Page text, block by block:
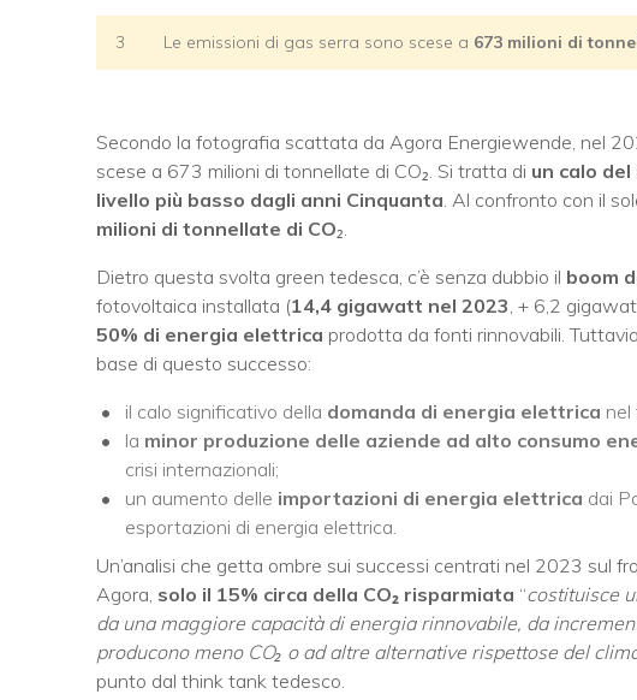
3 Le emissioni di gas serra sono scese a 673 milioni di
Secondo la fotografia scattata da Agora Energiewende, nel
scese a 673 milioni di tonnellate di CO₂. Si tratta di un calo del
livello più basso dagli anni Cinquanta . Al confronto con il
milioni di tonnellate di CO₂.
Dietro questa svolta green tedesca, c’è senza dubbio il boom
fotovoltaica installata (14,4 gigawatt nel 2023 , + 6,2
50% di energia elettrica prodotta da fonti rinnovabili.
base di questo successo:
il calo significativo della domanda di energia elettrica nel
la minor produzione delle aziende ad alto consumo
crisi internazionali;
un aumento delle importazioni di energia elettrica dai
esportazioni di energia elettrica.
Un’analisi che getta ombre sui successi centrati nel 2023 sul
Agora, solo il 15% circa della CO₂ risparmiata “costituisce
da una maggiore capacità di energia rinnovabile, da
producono meno CO₂ o ad altre alternative rispettose del
punto dal think tank tedesco.